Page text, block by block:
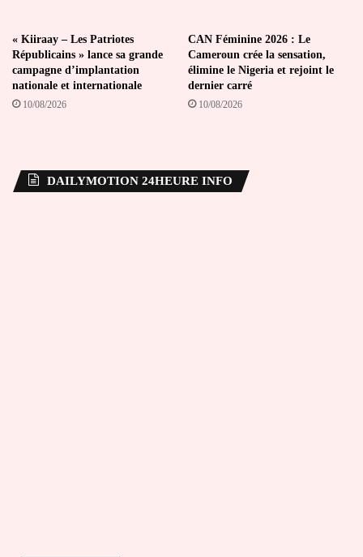
« Kiiraay – Les Patriotes
Républicains » lance sa grande
campagne d’implantation
nationale et internationale
10/08/2026
CAN Féminine 2026 : Le
Cameroun crée la sensation,
élimine le Nigeria et rejoint le
dernier carré
10/08/2026
DAILYMOTION 24HEURE INFO